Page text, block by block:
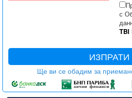
с
TBI
ИЗПРАТИ
Ще ви се обадим за